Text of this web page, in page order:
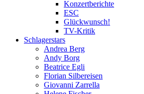
Konzertberichte
ESC
Glückwunsch!
TV-Kritik
Schlagerstars
Andrea Berg
Andy Borg
Beatrice Egli
Florian Silbereisen
Giovanni Zarrella